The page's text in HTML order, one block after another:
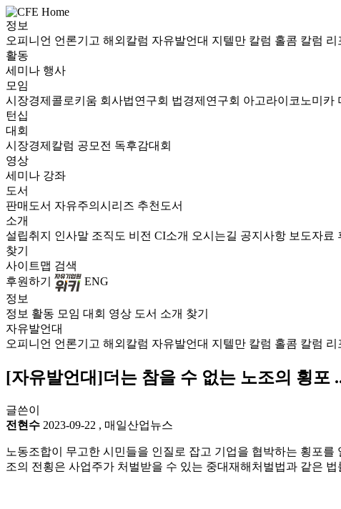
정보
오피니언 언론기고 해외칼럼 자유발언대 지텔만 칼럼 홀콤 칼럼 리
활동
세미나 행사
모임
시장경제콜로키움 회사법연구회 법경제연구회 아고라이코노미카
턴십
대회
시장경제칼럼 공모전 독후감대회
영상
세미나 강좌
도서
판매도서 자유주의시리즈 추천도서
소개
설립취지 인사말 조직도 비전 CI소개 오시는길 공지사항 보도자료
찾기
사이트맵 검색
후원하기
ENG
정보
정보 활동 모임 대회 영상 도서 소개 찾기
자유발언대
오피니언 언론기고 해외칼럼 자유발언대 지텔만 칼럼 홀콤 칼럼 리
[자유발언대]더는 참을 수 없는 노조의 횡포
글쓴이
전현수 2023-09-22 , 매일산업뉴스
노동조합이 무고한 시민들을 인질로 잡고 기업을 협박하는 횡포
조의 전횡은 사업주가 처벌받을 수 있는 중대재해처벌법과 같은